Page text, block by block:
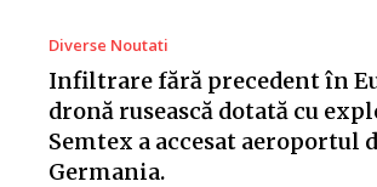
Diverse Noutati
Infiltrare fără precedent în
dronă rusească dotată cu
Semtex a accesat aeroportul
Germania.